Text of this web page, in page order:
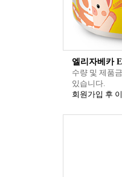
엘리자베카
수량 및 제품
있습니다.
회원가입 후